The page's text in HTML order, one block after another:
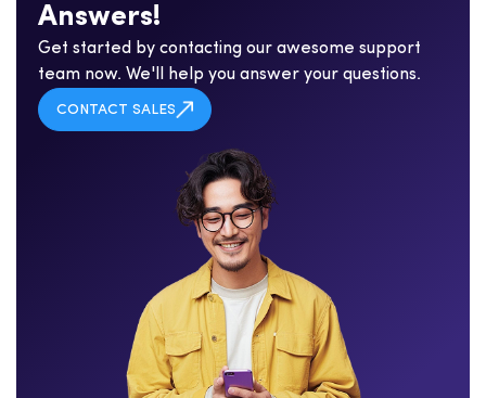
Answers!
Get started by contacting our awesome support
team now. We'll help you answer your questions.
CONTACT SALES